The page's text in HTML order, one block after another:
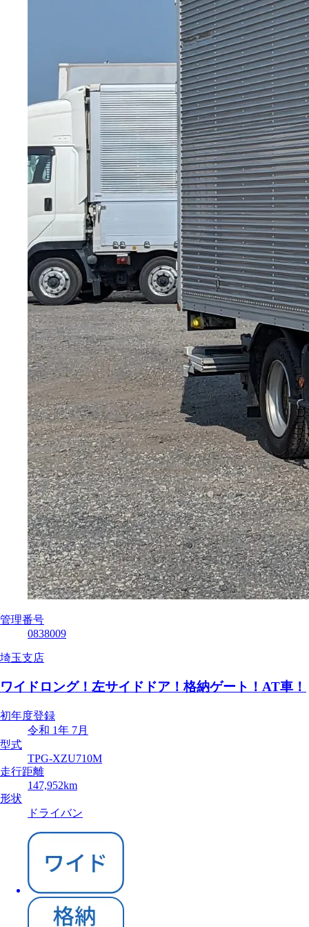
管理番号
0838009
埼玉支店
ワイドロング！左サイドドア！格納ゲート！AT車！
初年度登録
令和 1年 7月
型式
TPG-XZU710M
走行距離
147,952km
形状
ドライバン